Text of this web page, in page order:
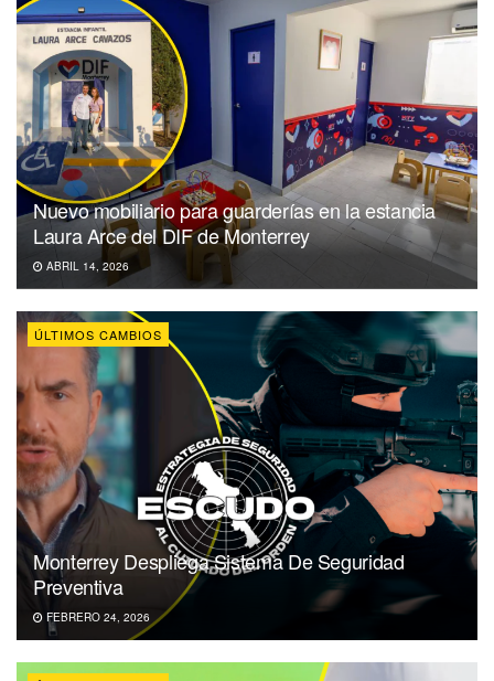
Nuevo mobiliario para guarderías en la estancia
Laura Arce del DIF de Monterrey
ABRIL 14, 2026
ÚLTIMOS CAMBIOS
Monterrey Despliega Sistema De Seguridad
Preventiva
FEBRERO 24, 2026